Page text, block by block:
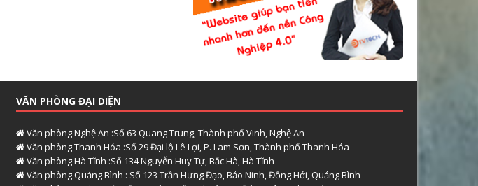
VĂN PHÒNG ĐẠI DIỆN
Văn phòng Nghệ An :Số 63 Quang Trung, Thành phố Vinh, Nghệ An
Văn phòng Thanh Hóa :Số 29 Đại lộ Lê Lợi, P. Lam Sơn, Thành phố Thanh Hóa
Văn phòng Hà Tĩnh :Số 134 Nguyễn Huy Tự, Bắc Hà, Hà Tĩnh
Văn phòng Quảng Bình : Số 123 Trần Hưng Đạo, Bảo Ninh, Đồng Hới, Quảng Bình